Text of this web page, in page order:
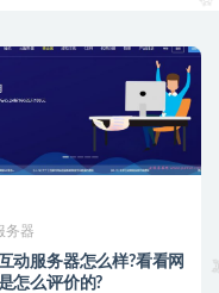
务器
动服务器怎么样?看看网
怎么评价的?